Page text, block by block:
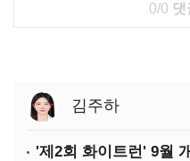
0/0 댓
김주하
'제2회 화이트런' 9월